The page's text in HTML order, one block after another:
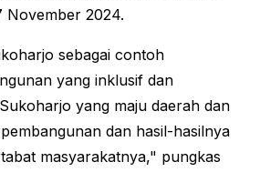
November 2024.
sebagai contoh
yang inklusif dan
yang maju daerah dan
dan hasil-hasilnya
masyarakatnya," pungkas